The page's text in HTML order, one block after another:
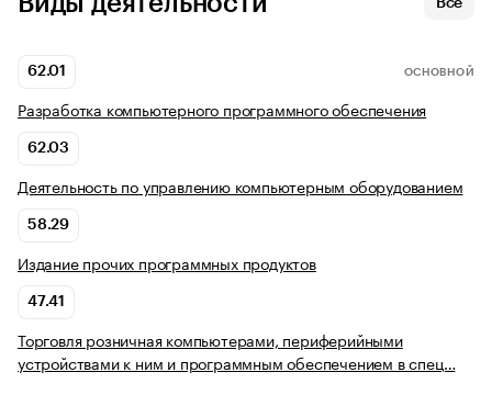
Все
62.01 ОСНОВНОЙ
Разработка компьютерного программного обеспечения
62.03
Деятельность по управлению компьютерным оборудованием
58.29
Издание прочих программных продуктов
47.41
Торговля розничная компьютерами, периферийными
устройствами к ним и программным обеспечением в спец…